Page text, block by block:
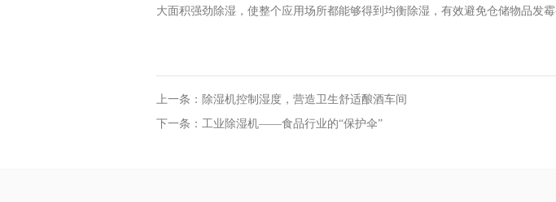
大面积强劲除湿，使整个应用场所都能够得到均衡除湿，有效避免仓储物品发
上一条：除湿机控制湿度，营造卫生舒适酿酒车间
下一条：工业除湿机——食品行业的“保护伞”